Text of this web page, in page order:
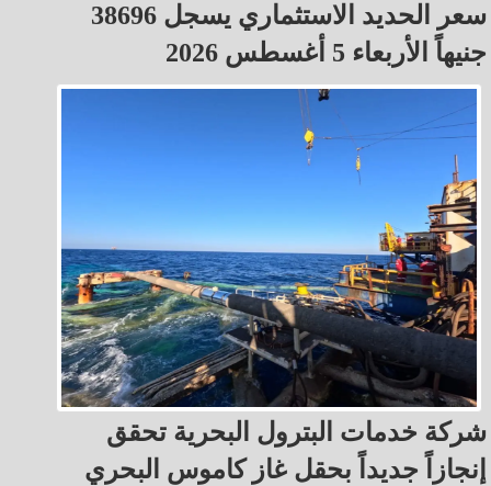
سعر الحديد الاستثماري يسجل 38696
جنيهاً الأربعاء 5 أغسطس 2026
شركة خدمات البترول البحرية تحقق
إنجازاً جديداً بحقل غاز كاموس البحري